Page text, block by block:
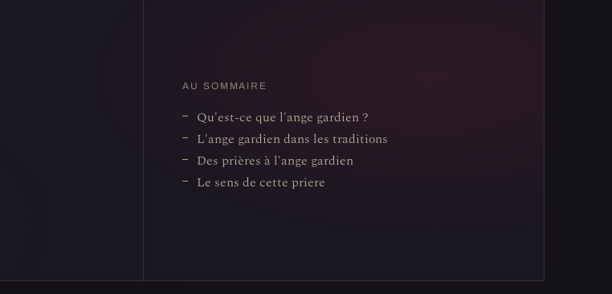
AU SOMMAIRE
Qu'est-ce que l'ange gardien ?
L'ange gardien dans les traditions
Des prières à l'ange gardien
Le sens de cette priere